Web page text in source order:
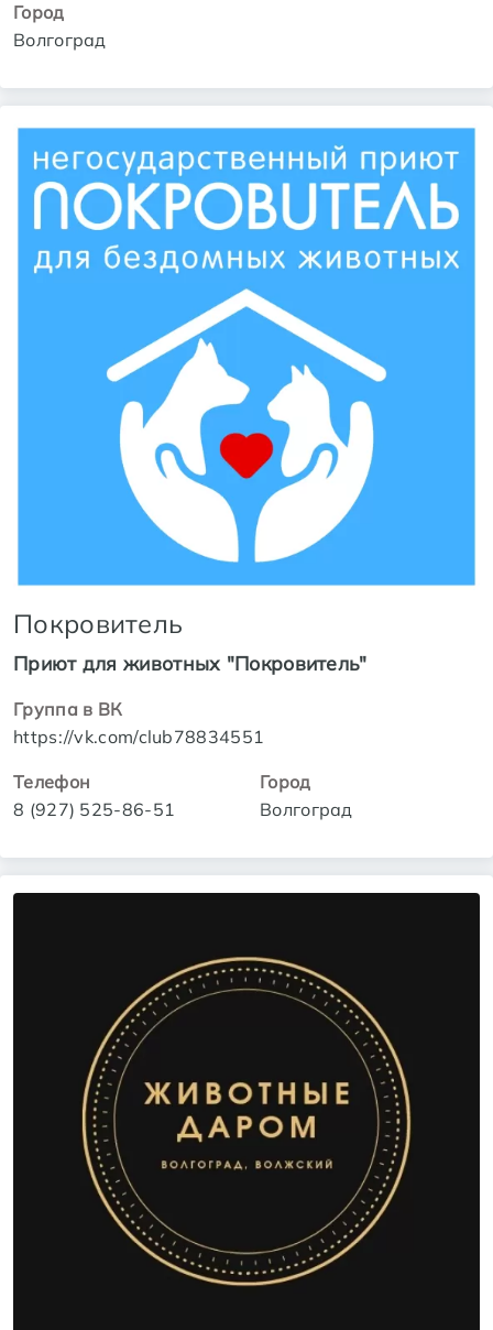
Город
Волгоград
Покровитель
Приют для животных "Покровитель"
Группа в ВК
https://vk.com/club78834551
Телефон
8 (927) 525-86-51
Город
Волгоград